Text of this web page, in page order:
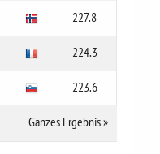
227.8
224.3
223.6
Ganzes Ergebnis»